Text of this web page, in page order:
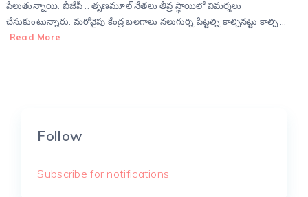
పేలుతున్నాయి. బీజేపీ .. తృణమూల్ నేతలు తీవ్ర స్థాయిలో విమర్శలు
చేసుకుంటున్నారు. మరోవైపు కేంద్ర బలగాలు నలుగుర్ని పిట్టల్ని కాల్చినట్టు కాల్చి …
Read More
Follow
Subscribe for notifications